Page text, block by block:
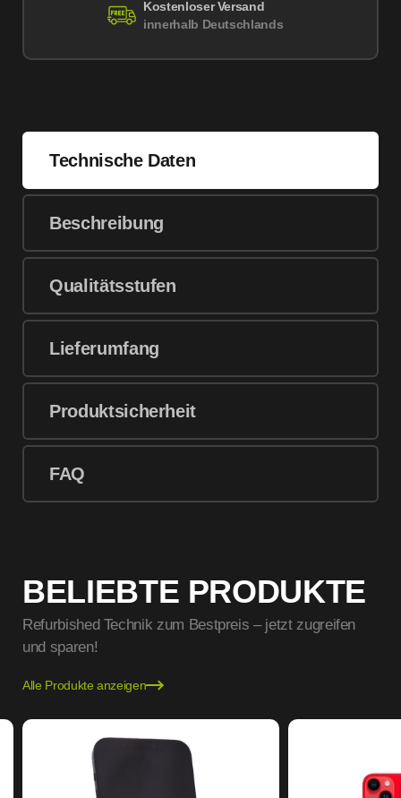
Kostenloser Versand
innerhalb Deutschlands
Technische Daten
Beschreibung
Qualitätsstufen
Lieferumfang
Produktsicherheit
FAQ
BELIEBTE PRODUKTE
Refurbished Technik zum Bestpreis – jetzt zugreifen
und sparen!
Alle Produkte anzeigen